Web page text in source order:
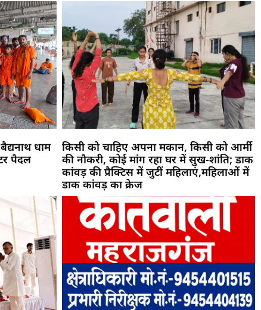
धाम
पैदल
किसी को चाहिए अपना मकान, किसी को आर्मी
की नौकरी, कोई मांग रहा घर में सुख-शांति; डाक
कांवड़ की प्रैक्टिस में जुटीं महिलाएं,महिलाओं में
डाक कांवड़ का क्रेज